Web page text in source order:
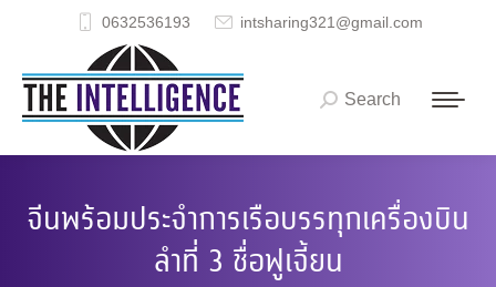
0632536193 intsharing321@gmail.com
Search:
Search
จีนพร้อมประจำการเรือบรรทุกเครื่องบิน
ลำที่ 3 ชื่อฟูเจี้ยน